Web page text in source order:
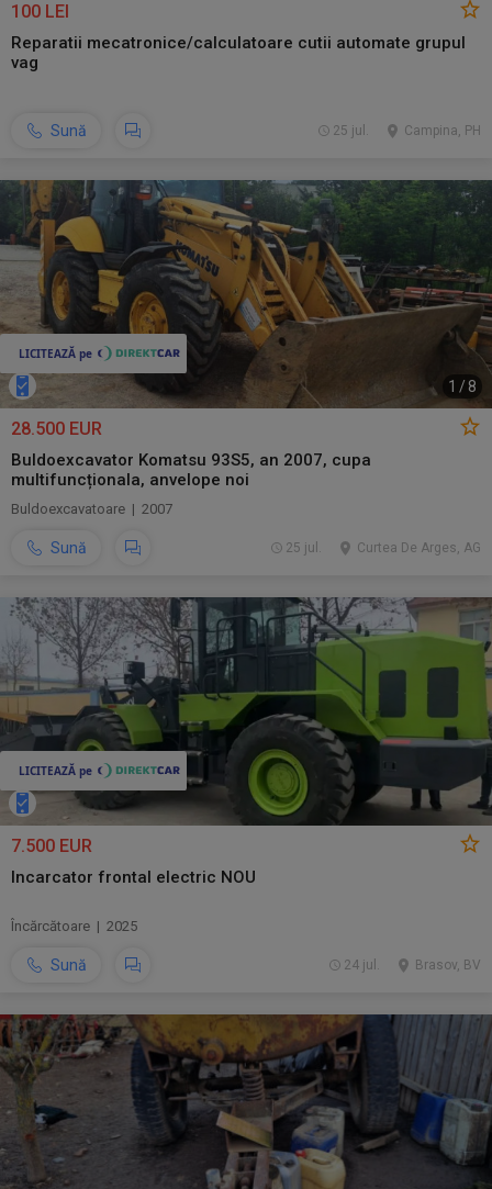
100 LEI
Reparatii mecatronice/calculatoare cutii automate grupul
vag
Sună Campina, PH
25 jul.
1 / 8
28.500 EUR
Buldoexcavator Komatsu 93S5, an 2007, cupa
multifuncționala, anvelope noi
Buldoexcavatoare | 2007
Sună Curtea De Arges, AG
25 jul.
7.500 EUR
Incarcator frontal electric NOU
Încărcătoare | 2025
Sună Brasov, BV
24 jul.